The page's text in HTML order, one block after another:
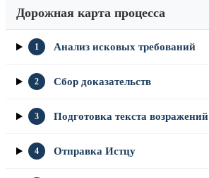
Дорожная карта процесса
1 Анализ исковых требований
2 Сбор доказательств
3 Подготовка текста возражений
4 Отправка Истцу